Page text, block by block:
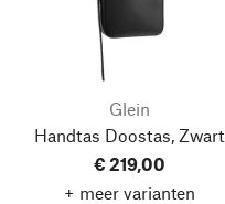
Glein
Handtas Doostas, Zwart
€ 219,00
+ meer varianten